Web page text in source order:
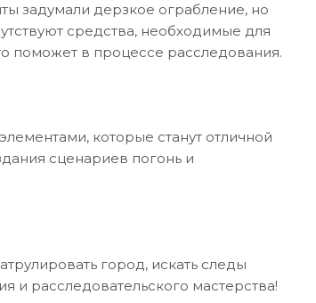
задумали дерзкое ограбление, но
средства, необходимые для
поможет в процессе расследования.
которые станут отличной
сценариев погонь и
город, искать следы
и расследовательского мастерства!